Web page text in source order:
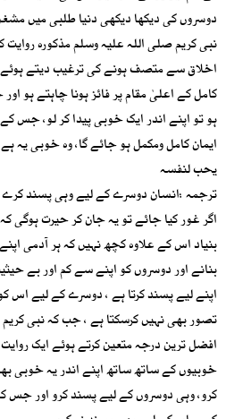
دوسروں کی دیکھا دیکھی دنیا طلبی میں
نبی کریم صلی اللہ علیہ وسلم مذکورہ
اخلاق سے متصف ہونے کی ترغیب دیتے ہوئے
کامل کے اعلیٰ مقام پر فائز ہونا چاہتے ہو
ہو تو اپنے اندر ایک خوبی پیدا کر لو، جس
ایمان کامل ومکمل ہو جائے گا، وہ خوبی یہ
یحب لنفسہ
ترجمہ :انسان دوسرے کے لیے وہی پسند
اگر غور کیا جائے تو یہ جان کر حیرت ہوگی
بنیاد اس کے علاوہ کچھ نہیں کہ ہر آدمی
بنانے اور دوسروں کو اپنے سے کم اور بے
اپنے لیے پسند کرتا ہے ، دوسرے کے لیے اس
تصور بھی نہیں کرسکتا ہے ، جب کہ نبی کریم
افضل ترین درجہ متعین کرتے ہوئے ایک
خوبیوں کے ساتھ ساتھ اپنے اندر یہ خوبی
کرو، وہی دوسروں کے لیے پسند کرو اور جس